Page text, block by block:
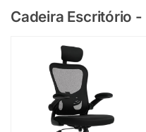
Cadeira Escritório -